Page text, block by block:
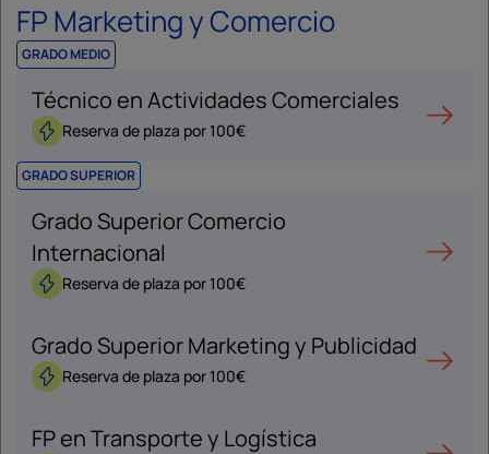
FP Marketing y Comercio
GRADO MEDIO
Técnico en Actividades Comerciales
Reserva de plaza por 100€
GRADO SUPERIOR
Grado Superior Comercio
Internacional
Reserva de plaza por 100€
Grado Superior Marketing y Publicidad
Reserva de plaza por 100€
FP en Transporte y Logística